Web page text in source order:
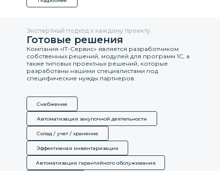
Экспертный подход к каждому проекту
Готовые решения
Компания «IT-Сервис» является разработчиком
собственных решений, модулей для программ 1С, а
также типовых проектных решений, которые
разработаны нашими специалистами под
специфические нужды партнеров.
Снабжение
Автоматизация закупочной деятельности
Склад / учет / хранение
Эффективная инвентаризация
Автоматизация гарантийного обслуживания